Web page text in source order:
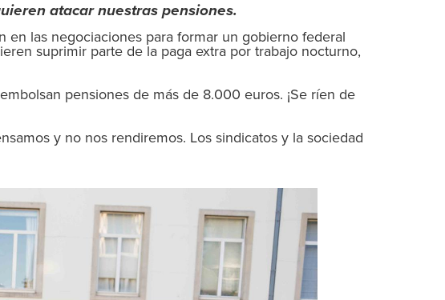
atacar nuestras pensiones.
en las negociaciones para formar un gobierno federal
suprimir parte de la paga extra por trabajo nocturno,
pensiones de más de 8.000 euros. ¡Se ríen de
y no nos rendiremos. Los sindicatos y la sociedad